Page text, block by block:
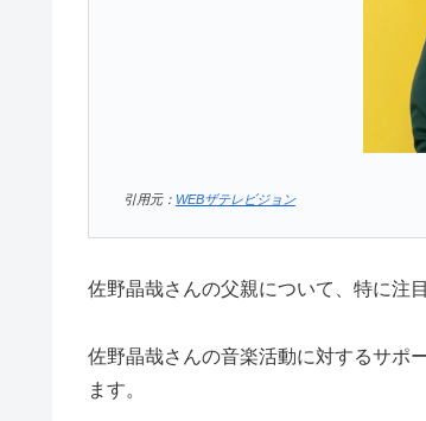
引用元： WEBザテレビジョン
佐野晶哉さんの父親について、特に注
佐野晶哉さんの音楽活動に対するサポ
ます。